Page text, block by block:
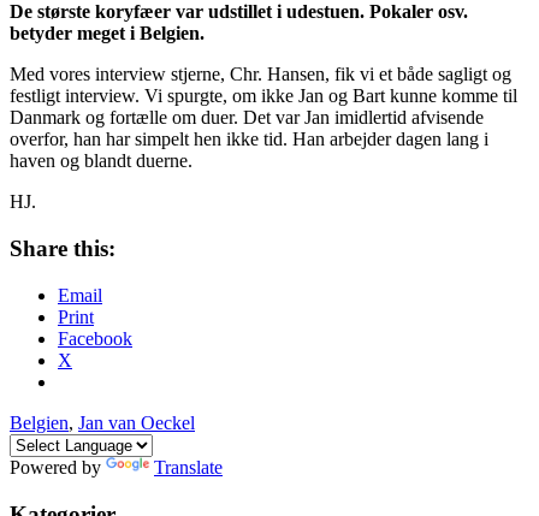
De største koryfæer var udstillet i udestuen. Pokaler osv.
betyder meget i Belgien.
Med vores interview stjerne, Chr. Hansen, fik vi et både sagligt og
festligt interview. Vi spurgte, om ikke Jan og Bart kunne komme til
Danmark og fortælle om duer. Det var Jan imidlertid afvisende
overfor, han har simpelt hen ikke tid. Han arbejder dagen lang i
haven og blandt duerne.
HJ.
Share this:
Email
Print
Facebook
X
Belgien, Jan van Oeckel
Powered by Translate